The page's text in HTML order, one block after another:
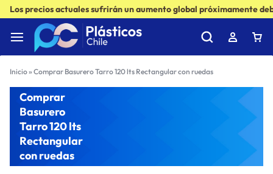
Los precios actuales sufrirán un aumento global próximamente
Inicio» Comprar Basurero Tarro 120 lts Rectangular con ruedas
Comprar
Basurero
Tarro 120 lts
Rectangular
con ruedas